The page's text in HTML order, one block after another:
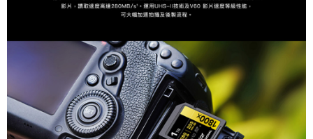
易，需依本服務之必要範圍內提供個人資料，並將交易相關給付款項請求債
權轉讓予恩沛科技股份有限公司。
２．關於個人資料處理事宜，請瀏覽以下網址：
https://aftee.tw/terms/#terms3
３．未成年的使用者請事先徵得法定代理人或監護人之同意方可使用
「AFTEE先享後付」，若未經同意申辦者引起之損失，本公司不負相關責
任。
４．使用「AFTEE先享後付」時，將依據個別帳號之用戶狀況，依本公司即